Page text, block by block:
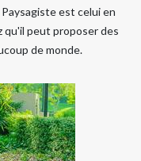
est celui en
qu'il peut proposer des
de monde.